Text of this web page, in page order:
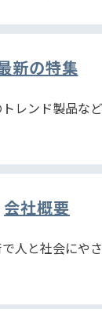
新の特集
トレンド製品な
会社概要
で人と社会にや